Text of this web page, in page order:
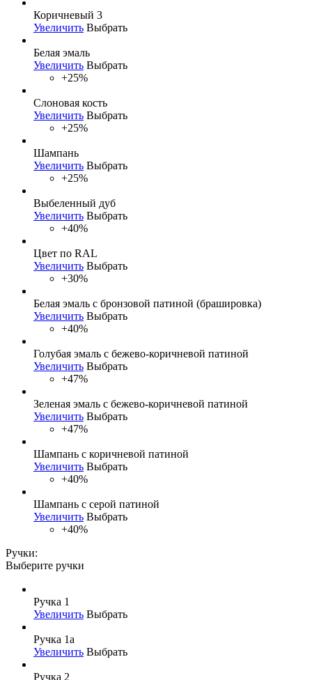
Коричневый 3
Увеличить Выбрать
Белая эмаль
Увеличить Выбрать
+25%
Слоновая кость
Увеличить Выбрать
+25%
Шампань
Увеличить Выбрать
+25%
Выбеленный дуб
Увеличить Выбрать
+40%
Цвет по RAL
Увеличить Выбрать
+30%
Белая эмаль с бронзовой патиной (брашировка)
Увеличить Выбрать
+40%
Голубая эмаль с бежево-коричневой патиной
Увеличить Выбрать
+47%
Зеленая эмаль с бежево-коричневой патиной
Увеличить Выбрать
+47%
Шампань с коричневой патиной
Увеличить Выбрать
+40%
Шампань с серой патиной
Увеличить Выбрать
+40%
Ручки:
Выберите ручки
Ручка 1
Увеличить Выбрать
Ручка 1а
Увеличить Выбрать
Ручка 2